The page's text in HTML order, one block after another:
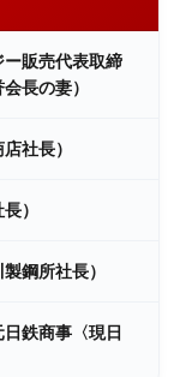
販売代表取締
長の妻）
社長）
）
鋼所社長）
鉄商事〈現日